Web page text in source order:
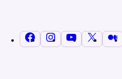
FacebookInstagramYouTube